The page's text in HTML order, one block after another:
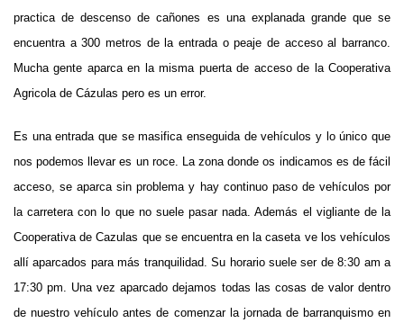
practica de descenso de cañones es una explanada grande que se
encuentra a 300 metros de la entrada o peaje de acceso al barranco.
Mucha gente aparca en la misma puerta de acceso de la Cooperativa
Agricola de Cázulas pero es un error.
Es una entrada que se masifica enseguida de vehículos y lo único que
nos podemos llevar es un roce. La zona donde os indicamos es de fácil
acceso, se aparca sin problema y hay continuo paso de vehículos por
la carretera con lo que no suele pasar nada. Además el vigliante de la
Cooperativa de Cazulas que se encuentra en la caseta ve los vehículos
allí aparcados para más tranquilidad. Su horario suele ser de 8:30 am a
17:30 pm. Una vez aparcado dejamos todas las cosas de valor dentro
de nuestro vehículo antes de comenzar la jornada de barranquismo en